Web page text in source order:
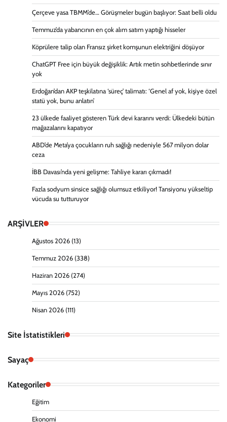
Çerçeve yasa TBMM’de… Görüşmeler bugün başlıyor: Saat belli oldu
Temmuz’da yabancının en çok alım satım yaptığı hisseler
Köprülere talip olan Fransız şirket komşunun elektriğini döşüyor
ChatGPT Free için büyük değişiklik: Artık metin sohbetlerinde sınır
yok
Erdoğan’dan AKP teşkilatına ‘süreç’ talimatı: ‘Genel af yok, kişiye özel
statü yok, bunu anlatın’
23 ülkede faaliyet gösteren Türk devi kararını verdi: Ülkedeki bütün
mağazalarını kapatıyor
ABD’de Meta’ya çocukların ruh sağlığı nedeniyle 567 milyon dolar
ceza
İBB Davası’nda yeni gelişme: Tahliye kararı çıkmadı!
Fazla sodyum sinsice sağlığı olumsuz etkiliyor! Tansiyonu yükseltip
vücuda su tutturuyor
ARŞİVLER
Ağustos 2026 (13)
Temmuz 2026 (338)
Haziran 2026 (274)
Mayıs 2026 (752)
Nisan 2026 (111)
Site İstatistikleri
Sayaç
Kategoriler
Eğitim
Ekonomi